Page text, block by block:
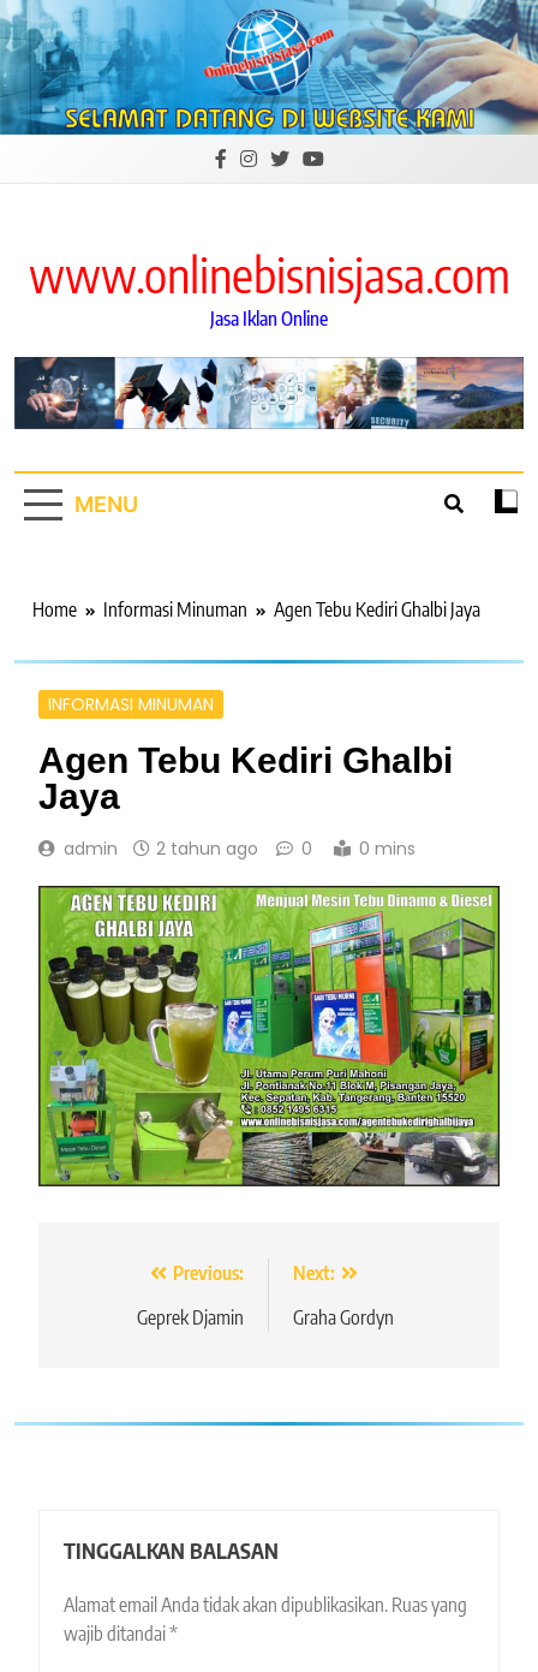
Skip
to
content
www.onlinebisnisjasa.com
Jasa Iklan Online
MENU
Home Informasi Minuman Agen Tebu Kediri Ghalbi Jaya
INFORMASI MINUMAN
Agen Tebu Kediri Ghalbi
Jaya
admin 2 tahun ago 0 0 mins
Navigasi Previous:
Geprek Djamin
Next:
Graha Gordyn
TINGGALKAN BALASAN
Alamat email Anda tidak akan dipublikasikan. Ruas yang
wajib ditandai*